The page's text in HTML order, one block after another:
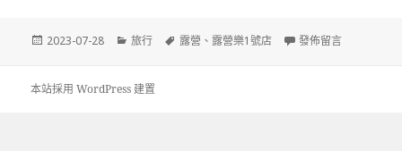
發
期:
2023-07-28
分
旅行
標
露營 、露營樂1號店 在〈《旅行》親子。
發佈留言
本站採用 WordPress 建置